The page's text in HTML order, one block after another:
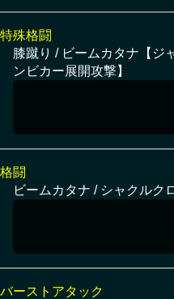
特殊格闘
膝蹴り / ビームカタナ【ジ
ンビカー展開攻撃】
格闘
ビームカタナ / シャクルク
バーストアタック